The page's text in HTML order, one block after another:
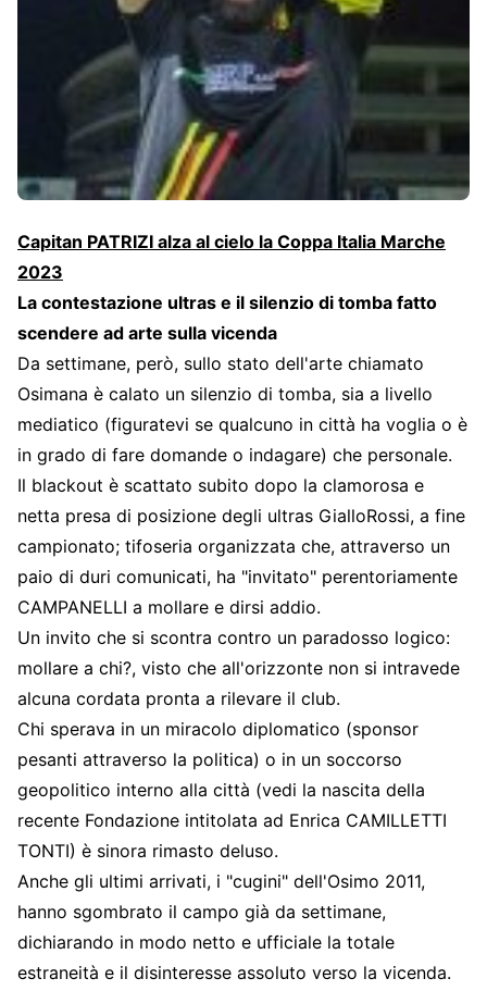
Capitan PATRIZI alza al cielo la Coppa Italia Marche
2023
La contestazione ultras e il silenzio di tomba fatto
scendere ad arte sulla vicenda
Da settimane, però, sullo stato dell'arte chiamato
Osimana è calato un silenzio di tomba, sia a livello
mediatico (figuratevi se qualcuno in città ha voglia o è
in grado di fare domande o indagare) che personale.
Il blackout è scattato subito dopo la clamorosa e
netta presa di posizione degli ultras GialloRossi, a fine
campionato; tifoseria organizzata che, attraverso un
paio di duri comunicati, ha "invitato" perentoriamente
CAMPANELLI a mollare e dirsi addio.
Un invito che si scontra contro un paradosso logico:
mollare a chi?, visto che all'orizzonte non si intravede
alcuna cordata pronta a rilevare il club.
Chi sperava in un miracolo diplomatico (sponsor
pesanti attraverso la politica) o in un soccorso
geopolitico interno alla città (vedi la nascita della
recente Fondazione intitolata ad Enrica CAMILLETTI
TONTI) è sinora rimasto deluso.
Anche gli ultimi arrivati, i "cugini" dell'Osimo 2011,
hanno sgombrato il campo già da settimane,
dichiarando in modo netto e ufficiale la totale
estraneità e il disinteresse assoluto verso la vicenda.